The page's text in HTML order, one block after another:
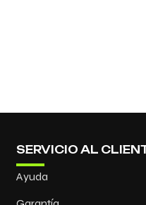
SERVICIO AL
Ayuda